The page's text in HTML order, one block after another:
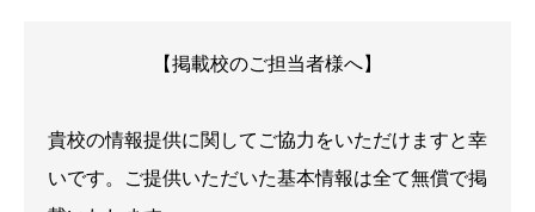
【掲載校のご担当者様へ】
貴校の情報提供に関してご協力をいただけますと幸
いです。ご提供いただいた基本情報は全て無償で掲